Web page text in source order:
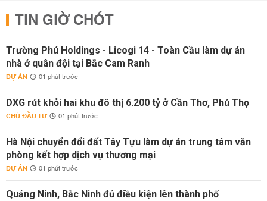
TIN GIỜ CHÓT
Trường Phú Holdings - Licogi 14 - Toàn Cầu làm dự án
nhà ở quân đội tại Bắc Cam Ranh
DỰ ÁN 01 phút trước
DXG rút khỏi hai khu đô thị 6.200 tỷ ở Cần Thơ, Phú Thọ
CHỦ ĐẦU TƯ 01 phút trước
Hà Nội chuyển đổi đất Tây Tựu làm dự án trung tâm văn
phòng kết hợp dịch vụ thương mại
DỰ ÁN 01 phút trước
Quảng Ninh, Bắc Ninh đủ điều kiện lên thành phố